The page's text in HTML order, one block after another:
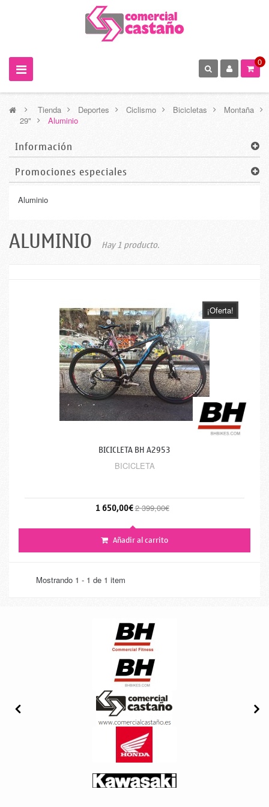
0
> Tienda > Deportes > Ciclismo > Bicicletas >
Montaña
29" > Aluminio
Información
Promociones especiales
Aluminio
ALUMINIO Hay 1 producto.
¡Oferta!
BICICLETA BH A2953
BICICLETA
1 650,00€2 399,00€
Añadir al carrito
Mostrando 1 - 1 de 1 item